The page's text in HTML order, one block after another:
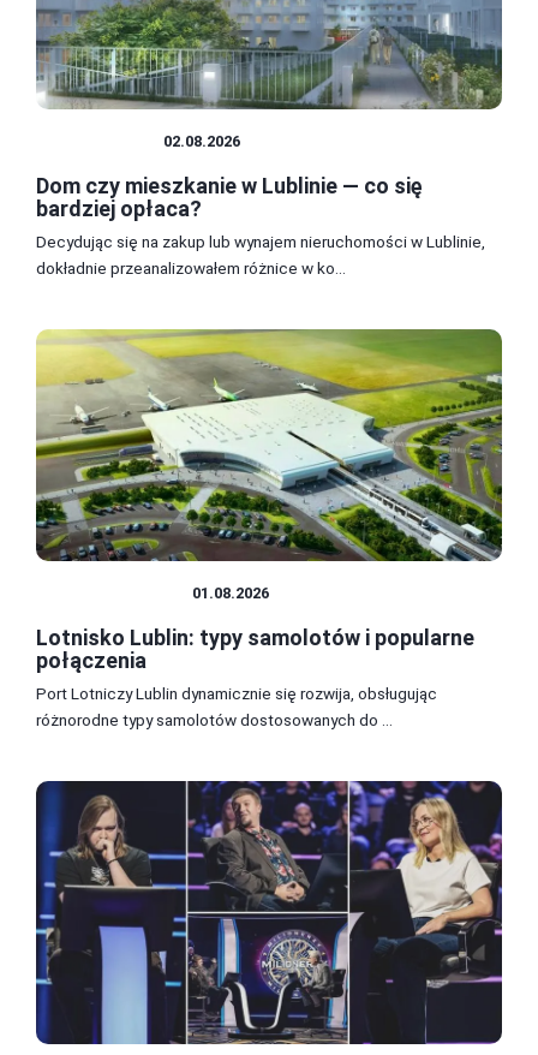
02.08.2026
Dom czy mieszkanie w Lublinie — co się
bardziej opłaca?
Decydując się na zakup lub wynajem nieruchomości w Lublinie,
dokładnie przeanalizowałem różnice w ko...
01.08.2026
Lotnisko Lublin: typy samolotów i popularne
połączenia
Port Lotniczy Lublin dynamicznie się rozwija, obsługując
różnorodne typy samolotów dostosowanych do ...